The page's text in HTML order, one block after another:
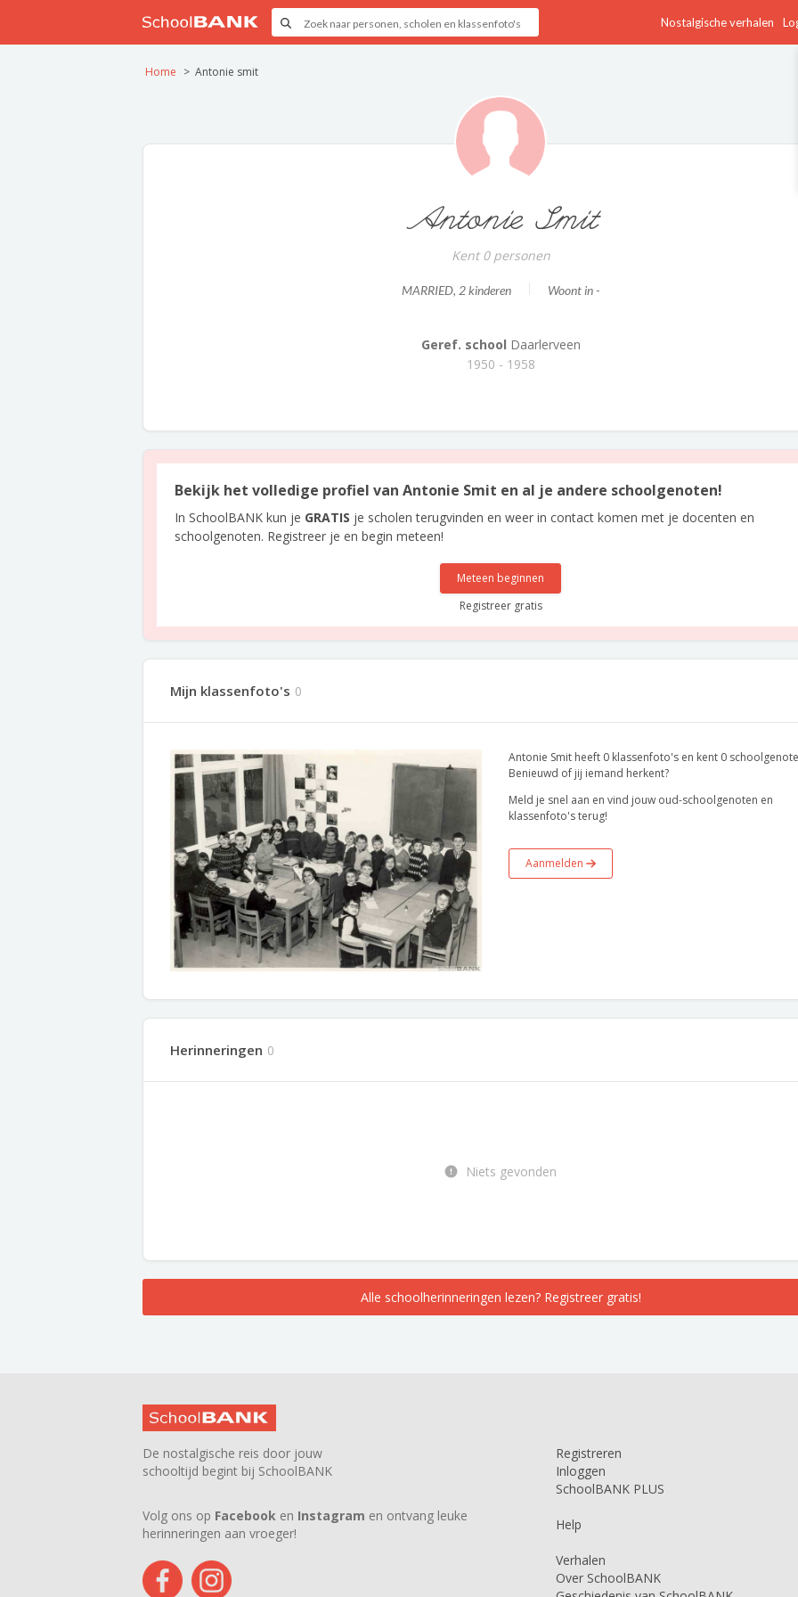
Nostalgische verhalen
Home Antonie smit
Antonie Smit
Kent 0 personen
MARRIED, 2 kinderen Woont in -
Geref. school Daarlerveen
1950 - 1958
Bekijk het volledige profiel van Antonie Smit en al je andere schoolgenoten!
In SchoolBANK kun je GRATIS je scholen terugvinden en weer in contact komen met je docenten en
schoolgenoten. Registreer je en begin meteen!
Meteen beginnen
Registreer gratis
Mijn klassenfoto's 0
Antonie Smit heeft 0 klassenfoto's en kent 0
Benieuwd of jij iemand herkent?
Meld je snel aan en vind jouw oud-schoolgenoten en
klassenfoto's terug!
Aanmelden
Herinneringen 0
Niets gevonden
Alle schoolherinneringen lezen? Registreer gratis!
De nostalgische reis door jouw
schooltijd begint bij SchoolBANK
Volg ons op Facebook en Instagram en ontvang leuke
herinneringen aan vroeger!
Registreren
Inloggen
SchoolBANK PLUS
Help
Verhalen
Over SchoolBANK